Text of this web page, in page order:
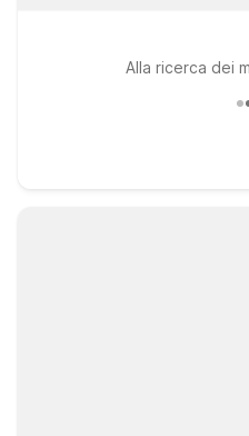
Alla ricerca dei